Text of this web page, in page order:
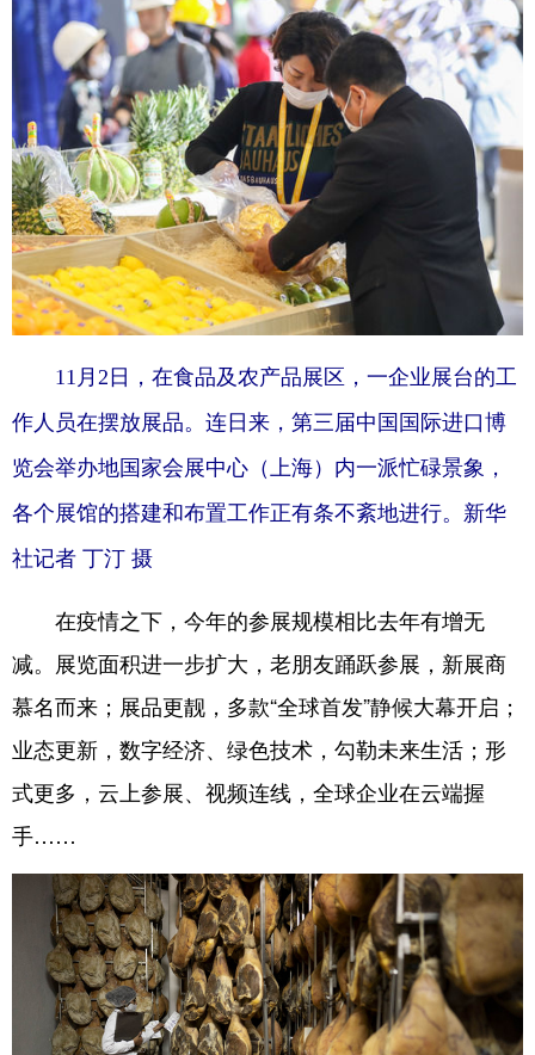
11月2日，在食品及农产品展区，一企业展台的工
作人员在摆放展品。连日来，第三届中国国际进口博
览会举办地国家会展中心（上海）内一派忙碌景象，
各个展馆的搭建和布置工作正有条不紊地进行。新华
社记者 丁汀 摄
在疫情之下，今年的参展规模相比去年有增无
减。展览面积进一步扩大，老朋友踊跃参展，新展商
慕名而来；展品更靓，多款“全球首发”静候大幕开启；
业态更新，数字经济、绿色技术，勾勒未来生活；形
式更多，云上参展、视频连线，全球企业在云端握
手……